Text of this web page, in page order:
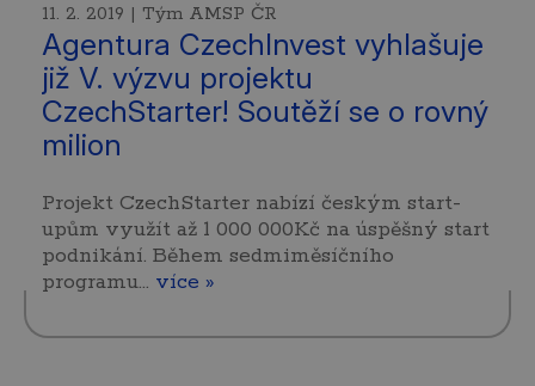
11. 2. 2019 | Tým AMSP ČR
Agentura CzechInvest vyhlašuje
již V. výzvu projektu
CzechStarter! Soutěží se o rovný
milion
Projekt CzechStarter nabízí českým start-
upům využít až 1 000 000Kč na úspěšný start
podnikání. Během sedmiměsíčního
programu… více »